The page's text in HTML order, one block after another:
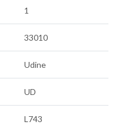
1
33010
Udine
UD
L743